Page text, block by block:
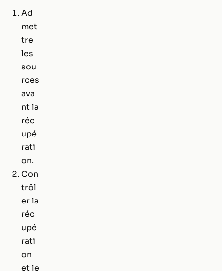
Ad
met
tre
les
sou
rces
ava
nt la
réc
upé
rati
on.
Con
trôl
er la
réc
upé
rati
on
et le